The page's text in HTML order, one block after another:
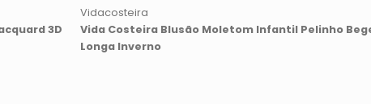
3D
Vidacosteira
Vida Costeira Blusão Moletom Infantil Pelinho
Longa Inverno